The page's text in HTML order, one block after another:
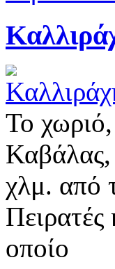
Το
Καβάλας,
χλμ. από
οποίο